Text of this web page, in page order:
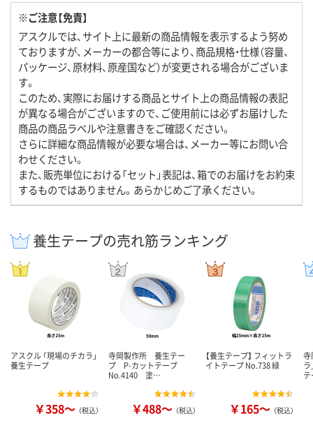
※ご注意【免責】
アスクルでは、サイト上に最新の商品情報を表示するよう努め
ておりますが、メーカーの都合等により、商品規格・仕様（容量、
パッケージ、原材料、原産国など）が変更される場合がございま
す。
このため、実際にお届けする商品とサイト上の商品情報の表記
が異なる場合がございますので、ご使用前には必ずお届けした
商品の商品ラベルや注意書きをご確認ください。
さらに詳細な商品情報が必要な場合は、メーカー等にお問い合
わせください。
また、販売単位における「セット」表記は、箱でのお届けをお約束
するものではありません。あらかじめご了承ください。
養生テープの売れ筋ランキング
アスクル 「現場のチカラ」
養生テープ
￥358～ （税込）
寺岡製作所 養生テー
プ P-カットテープ
No.4140 塗…
￥488～ （税込）
【養生テープ】 フィットラ
イトテープ No.738 緑
￥165～ （税込）
寺
ラ